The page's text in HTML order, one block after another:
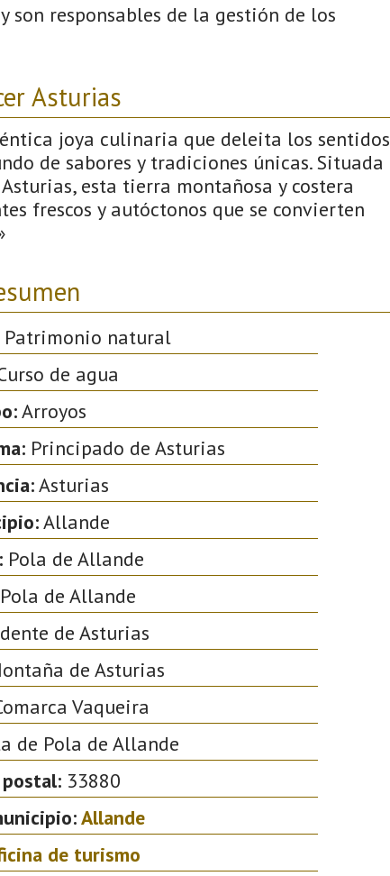
responsables de la gestión de los
Asturias
joya culinaria que deleita los sentidos
de sabores y tradiciones únicas. Situada
esta tierra montañosa y costera
frescos y autóctonos que se convierten
Patrimonio natural
de agua
Arroyos
Principado de Asturias
Asturias
Allande
Pola de Allande
de Allande
de Asturias
de Asturias
Vaqueira
de Pola de Allande
33880
Allande
de turismo